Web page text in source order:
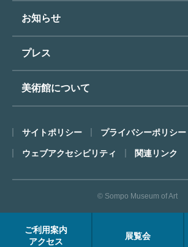
ご利用案内
アクセス
展覧会
フロアマップ
ミュージアムショップ
カフェ
コレクションハイライト
オンラインで美術鑑賞
博物館実習について
よくあるご質問
東郷⻘児作品著作権申請
お知らせ
お知らせトップ
プレス
プレスリリーストップ
美術館について
ごあいさつ
コンセプト
沿革
FACEアーカイブス
サイトポリシー プライバシーポリシー
ウェブアクセシビリティ 関連リンク
© Sompo Museum of Art